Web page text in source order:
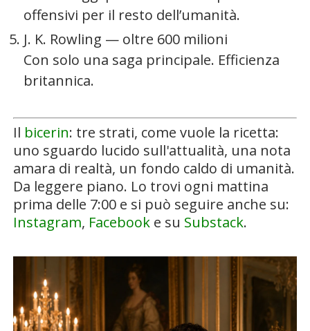
offensivi per il resto dell’umanità.
J. K. Rowling — oltre 600 milioni
Con solo una saga principale. Efficienza
britannica.
Il bicerin: tre strati, come vuole la ricetta:
uno sguardo lucido sull'attualità, una nota
amara di realtà, un fondo caldo di umanità.
Da leggere piano. Lo trovi ogni mattina
prima delle 7:00 e si può seguire anche su:
Instagram, Facebooke su Substack.